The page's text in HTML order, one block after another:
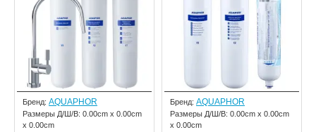
Бренд: AQUAPHOR
Размеры Д/Ш/В: 0.00cm x 0.00cm
x 0.00cm
Бренд: AQUAPHOR
Размеры Д/Ш/В: 0.00cm x 0.00cm
x 0.00cm